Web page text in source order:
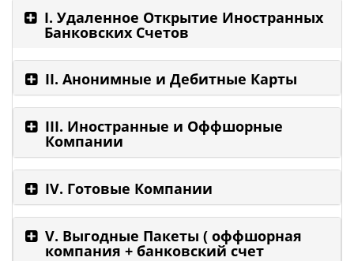
I. Удаленное Открытие Иностранных
Банковских Счетов
II. Анонимные и Дебитные Карты
III. Иностранные и Оффшорные
Компании
IV. Готовые Компании
V. Выгодные Пакеты ( оффшорная
компания + банковский счет